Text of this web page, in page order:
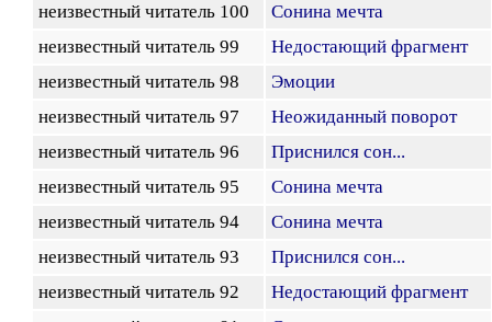
неизвестный читатель 100
Сонина мечта
неизвестный читатель 99
Недостающий фрагмент
неизвестный читатель 98
Эмоции
неизвестный читатель 97
Неожиданный поворот
неизвестный читатель 96
Приснился сон...
неизвестный читатель 95
Сонина мечта
неизвестный читатель 94
Сонина мечта
неизвестный читатель 93
Приснился сон...
неизвестный читатель 92
Недостающий фрагмент